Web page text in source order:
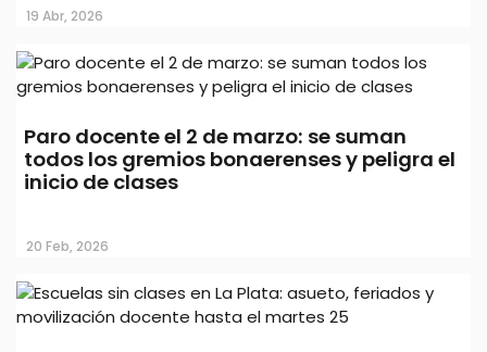
Kicillof marchó por la universidad
19 Abr, 2026
Paro docente el 2 de marzo: se suman
todos los gremios bonaerenses y peligra el
inicio de clases
20 Feb, 2026